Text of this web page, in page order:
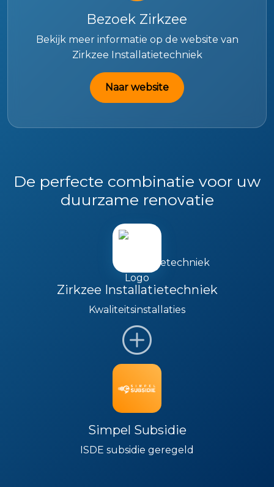
Bezoek Zirkzee
Bekijk meer informatie op de website van
Zirkzee Installatietechniek
Naar website
De perfecte combinatie voor uw
duurzame renovatie
Zirkzee Installatietechniek
Kwaliteitsinstallaties
Simpel Subsidie
ISDE subsidie geregeld